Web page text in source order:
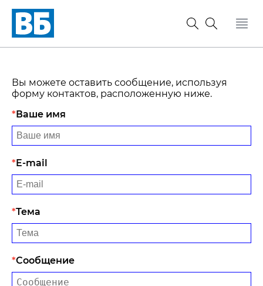
Вы можете оставить сообщение, используя
форму контактов, расположенную ниже.
Ваше имя
E-mail
Тема
Сообщение